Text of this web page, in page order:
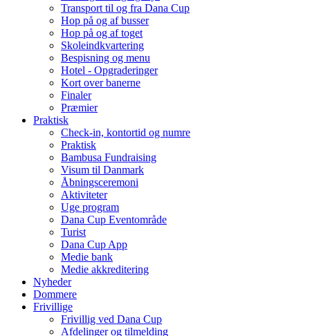
Transport til og fra Dana Cup
Hop på og af busser
Hop på og af toget
Skoleindkvartering
Bespisning og menu
Hotel - Opgraderinger
Kort over banerne
Finaler
Præmier
Praktisk
Check-in, kontortid og numre
Praktisk
Bambusa Fundraising
Visum til Danmark
Åbningsceremoni
Aktiviteter
Uge program
Dana Cup Eventområde
Turist
Dana Cup App
Medie bank
Medie akkreditering
Nyheder
Dommere
Frivillige
Frivillig ved Dana Cup
Afdelinger og tilmelding